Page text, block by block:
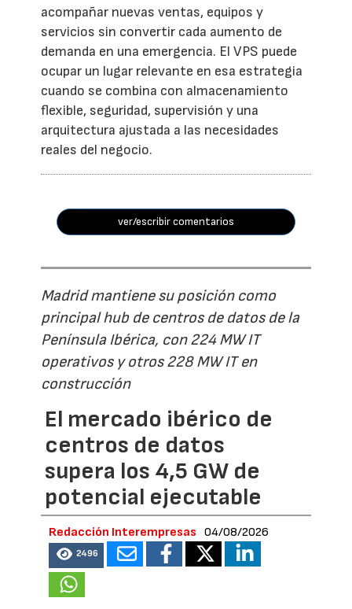
acompañar nuevas ventas, equipos y
servicios sin convertir cada aumento de
demanda en una emergencia. El VPS puede
ocupar un lugar relevante en esa estrategia
cuando se combina con almacenamiento
flexible, seguridad, supervisión y una
arquitectura ajustada a las necesidades
reales del negocio.
ver/escribir comentarios
Madrid mantiene su posición como
principal hub de centros de datos de la
Península Ibérica, con 224 MW IT
operativos y otros 228 MW IT en
construcción
El mercado ibérico de
centros de datos
supera los 4,5 GW de
potencial ejecutable
Redacción Interempresas 04/08/2026
2496